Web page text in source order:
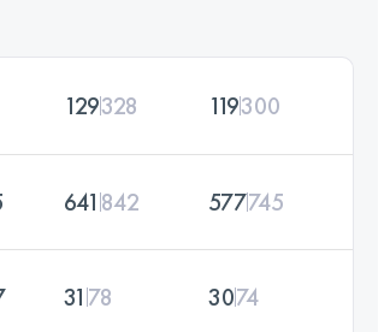
129328 119300
641 842 577745
31 78 3074